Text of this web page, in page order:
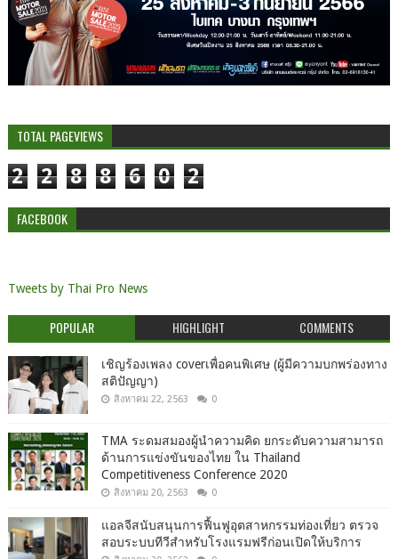
TOTAL PAGEVIEWS
2 2 8 8 6 0 2
FACEBOOK
Tweets by Thai Pro News
POPULAR HIGHLIGHT COMMENTS
เชิญร้องเพลง coverเพื่อคนพิเศษ (ผู้มีความบกพร่องทาง
สติปัญญา)
สิงหาคม 22, 2563 0
TMA ระดมสมองผู้นำความคิด ยกระดับความสามารถ
ด้านการแข่งขันของไทย ใน Thailand
Competitiveness Conference 2020
สิงหาคม 20, 2563 0
แอลจีสนับสนุนการฟื้นฟูอุตสาหกรรมท่องเที่ยว ตรวจ
สอบระบบทีวีสำหรับโรงแรมฟรีก่อนเปิดให้บริการ